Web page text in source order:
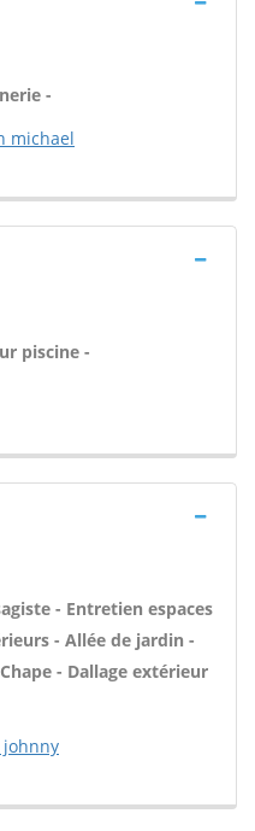
-
michael
piscine -
- Entretien espaces
- Allée de jardin -
- Dallage extérieur